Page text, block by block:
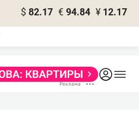
$ 82.17 € 94.84 ¥ 12.17